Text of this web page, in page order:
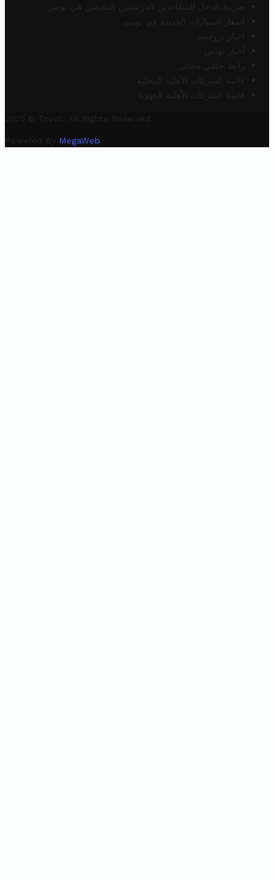
ضريبة الدخل للمتقاعدين الفرنسيين المقيمين في تونس
أسعار السيارات الجديدة في تونس
أخبار تروفيت
أخبار تونس
رابط خلفي مجاني
قائمة الشركات الأهلية المحلية
قائمة الشركات الأهلية الجهوية
2025 © Trovit. All Rights Reserved.
Powered By MegaWeb